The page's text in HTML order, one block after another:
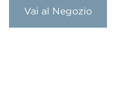
Vai al Negozio